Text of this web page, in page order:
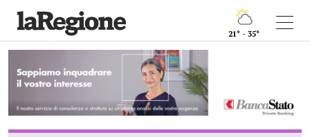
21° - 35°